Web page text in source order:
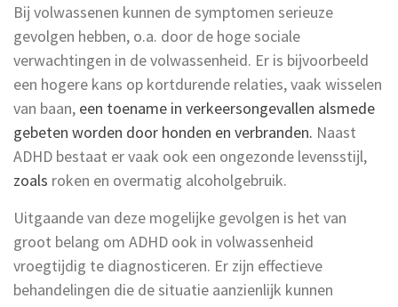
Bij volwassenen kunnen de symptomen serieuze
gevolgen hebben, o.a. door de hoge sociale
verwachtingen in de volwassenheid. Er is bijvoorbeeld
een hogere kans op kortdurende relaties, vaak wisselen
van baan, een toename in verkeersongevallen alsmede
gebeten worden door honden en verbranden. Naast
ADHD bestaat er vaak ook een ongezonde levensstijl,
zoals roken en overmatig alcoholgebruik.
Uitgaande van deze mogelijke gevolgen is het van
groot belang om ADHD ook in volwassenheid
vroegtijdig te diagnosticeren. Er zijn effectieve
behandelingen die de situatie aanzienlijk kunnen